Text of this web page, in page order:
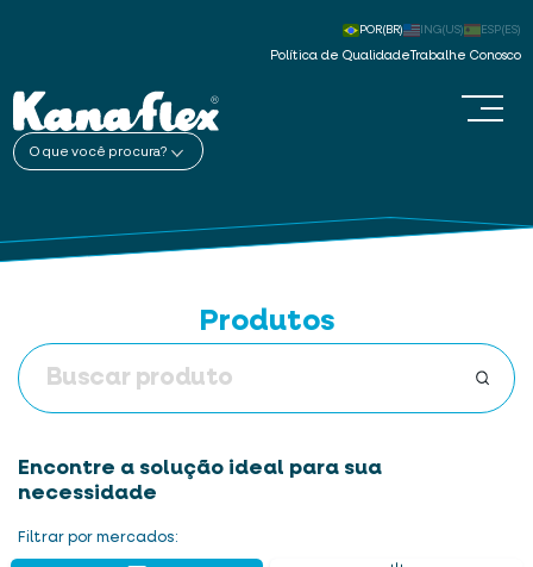
Política de Qualidade Trabalhe Conosco
POR(BR) ING(US) ESP(ES)
O que você procura?
Produtos
Encontre a solução ideal para sua
necessidade
Filtrar por mercados: